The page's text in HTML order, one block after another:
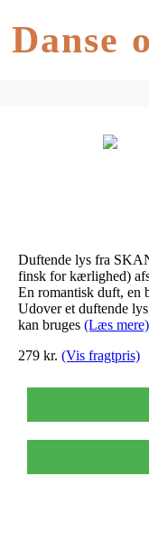
Danse
Duftende lys fra
finsk for kærlighed)
En romantisk duft, en
Udover et duftende
kan bruges (Læs mere)
279 kr. (Vis fragtpris)